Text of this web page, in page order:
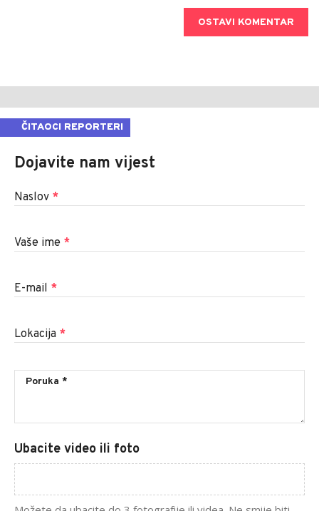
OSTAVI KOMENTAR
ČITAOCI REPORTERI
Dojavite nam vijest
Naslov *
Vaše ime *
E-mail *
Lokacija *
Ubacite video ili foto